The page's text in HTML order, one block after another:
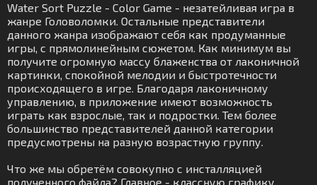
Water Sort Puzzle - Color Game - незатейливая игра в
жанре Головоломки. Остальные представители
данного жанра изображают себя как продуманные
игры, с прямолинейным сюжетом. Как минимум вы
получите огромную массу блаженства от лаконичной
картинки, спокойной мелодии и быстротечности
происходящего в игре. Благодаря лаконичному
управлению, в приложение имеют возможность
играть как взрослые, так и подростки. Тем более
большинство представителей данной категории
предусмотрены на разную возрастную группу.
Что же мы обретём совокупно с инсталляцией
полученного файла? Главное - классную графику,